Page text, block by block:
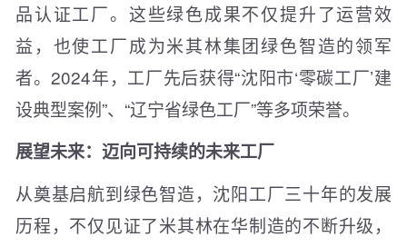
品认证工厂。这些绿色成果不仅提升了运营效
益，也使工厂成为米其林集团绿色智造的领军
者。2024年，工厂先后获得“沈阳市‘零碳工厂’建
设典型案例”、“辽宁省绿色工厂”等多项荣誉。
展望未来：迈向可持续的未来工厂
从奠基启航到绿色智造，沈阳工厂三十年的发展
历程，不仅见证了米其林在华制造的不断升级，